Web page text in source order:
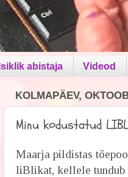
Isiklik abistaja Videod
KOLMAPÄEV,
Minu kodustatud
Maarja pildistas
liBlikat, kellele tundub